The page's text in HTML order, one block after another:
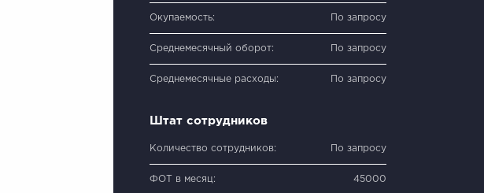
Окупаемость: По запросу
Среднемесячный оборот: По запросу
Среднемесячные расходы: По запросу
Штат сотрудников
Количество сотрудников: По запросу
ФОТ в месяц: 45000